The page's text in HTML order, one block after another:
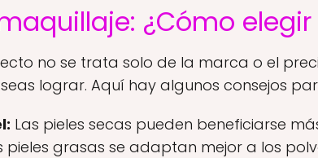
¿Cómo
no se trata solo de la marca o el
lograr. Aquí hay algunos consejos
Las pieles secas pueden beneficiarse
pieles grasas se adaptan mejor a los